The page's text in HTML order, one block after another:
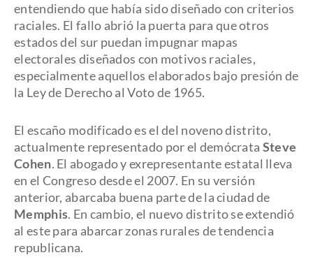
entendiendo que había sido diseñado con criterios
raciales. El fallo abrió la puerta para que otros
estados del sur puedan impugnar mapas
electorales diseñados con motivos raciales,
especialmente aquellos elaborados bajo presión de
la Ley de Derecho al Voto de 1965.
El escaño modificado es el del noveno distrito,
actualmente representado por el demócrata Steve
Cohen. El abogado y exrepresentante estatal lleva
en el Congreso desde el 2007. En su versión
anterior, abarcaba buena parte de la ciudad de
Memphis. En cambio, el nuevo distrito se extendió
al este para abarcar zonas rurales de tendencia
republicana.